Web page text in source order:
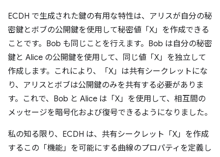
ECDH で生成された鍵の有用な特性は、アリスが自分の秘
密鍵とボブの公開鍵を使用して秘密値「X」を作成できる
ことです。Bob も同じことを行えます。Bob は自分の秘密
鍵と Alice の公開鍵を使用して、同じ値「X」を独立して
作成します。これにより、「X」は共有シークレットにな
り、アリスとボブは公開鍵のみを共有する必要がありま
す。これで、Bob と Alice は「X」を使用して、相互間の
メッセージを暗号化および復号できるようになりました。
私の知る限り、ECDH は、共有シークレット「X」を作成
するこの「機能」を可能にする曲線のプロパティを定義し